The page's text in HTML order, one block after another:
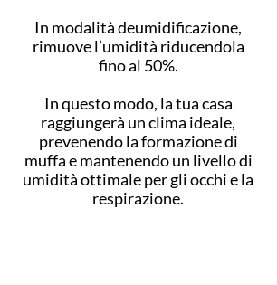
In modalità deumidificazione,
rimuove l’umidità riducendola
fino al 50%.
In questo modo, la tua casa
raggiungerà un clima ideale,
prevenendo la formazione di
muffa e mantenendo un livello di
umidità ottimale per gli occhi e la
respirazione.